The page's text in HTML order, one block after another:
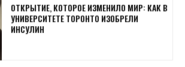
ОТКРЫТИЕ, КОТОРОЕ ИЗМЕНИЛО МИР: КАК В
УНИВЕРСИТЕТЕ ТОРОНТО ИЗОБРЕЛИ
ИНСУЛИН